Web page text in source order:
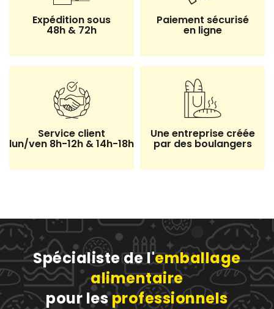
Expédition sous
48h & 72h
Paiement sécurisé
en ligne
Service client
lun/ven 8h-12h & 14h-18h
Une entreprise créée
par des boulangers
Spécialiste de l'emballage
alimentaire
pour lesprofessionnels